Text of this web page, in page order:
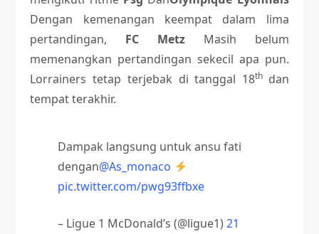
Dengan kemenangan keempat dalam lima
pertandingan, FC Metz Masih belum
memenangkan pertandingan sekecil apa pun.
Lorrainers tetap terjebak di tanggal 18th dan
tempat terakhir.
Dampak langsung untuk ansu fati
dengan@As_monaco
pic.twitter.com/pwg93ffbxe
– Ligue 1 McDonald’s (@ligue1)21